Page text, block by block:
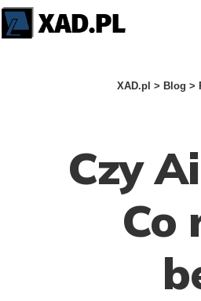
XAD.pl > Blog >
Czy
Co